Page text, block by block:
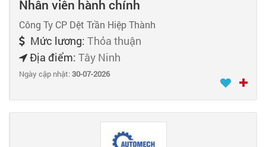
Nhân viên hành chính
Công Ty CP Dệt Trần Hiệp Thành
Mức lương: Thỏa thuận
Địa điểm: Tây Ninh
Ngày cập nhật:30-07-2026